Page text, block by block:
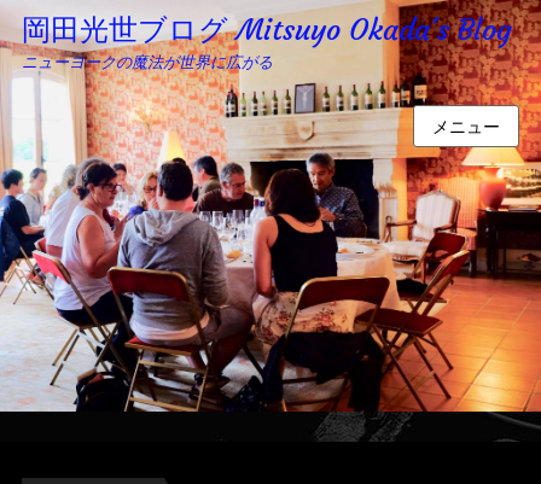
岡田光世ブログ Mitsuyo Okada's Blog
ニューヨークの魔法が世界に広がる
メニュー